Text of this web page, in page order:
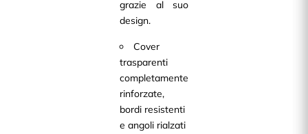
grazie al suo
design.
Cover
trasparenti
completamente
rinforzate,
bordi resistenti
e angoli rialzati